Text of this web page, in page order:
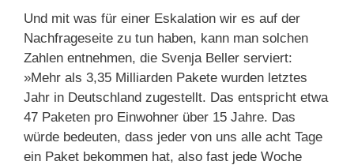
Und mit was für einer Eskalation wir es auf der
Nachfrageseite zu tun haben, kann man solchen
Zahlen entnehmen, die Svenja Beller serviert:
»Mehr als 3,35 Milliarden Pakete wurden letztes
Jahr in Deutschland zugestellt. Das entspricht etwa
47 Paketen pro Einwohner über 15 Jahre. Das
würde bedeuten, dass jeder von uns alle acht Tage
ein Paket bekommen hat, also fast jede Woche